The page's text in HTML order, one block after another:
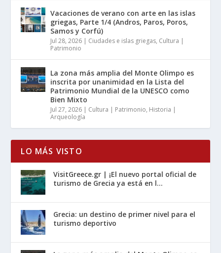
Vacaciones de verano con arte en las islas
griegas, Parte 1/4 (Andros, Paros, Poros,
Samos y Corfú)
Jul 28, 2026 | Ciudades e islas griegas, Cultura |
Patrimonio
La zona más amplia del Monte Olimpo es
inscrita por unanimidad en la Lista del
Patrimonio Mundial de la UNESCO como
Bien Mixto
Jul 27, 2026 | Cultura | Patrimonio, Historia |
Arqueología
LO MÁS VISTO
VisitGreece.gr | ¡El nuevo portal oficial de
turismo de Grecia ya está en l...
Grecia: un destino de primer nivel para el
turismo deportivo